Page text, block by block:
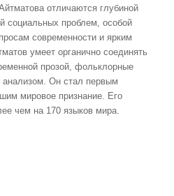
отличаются глубиной
социальных проблем, особой
современности и ярким
умеет органично соединять
прозой, фольклорные
Он стал первым
мировое признание. Его
чем на 170 языков мира.